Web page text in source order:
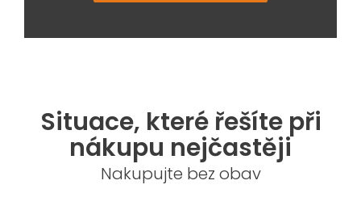
Situace, které řešíte při
nákupu nejčastěji
Nakupujte bez obav